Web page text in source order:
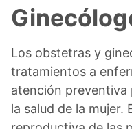
Los obstetras y
tratamientos a
atención preventiva
la salud de la mujer.